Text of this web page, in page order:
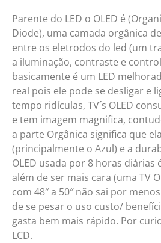
Parente do LED o OLED é
Diode), uma camada orgânica
entre os eletrodos do led (um
a iluminação, contraste e
basicamente é um LED
real pois ele pode se desligar e
tempo ridículas, TV´s OLED
e tem imagem magnifica,
a parte Orgânica significa que
(principalmente o Azul) e a
OLED usada por 8 horas diárias
além de ser mais cara (uma TV
com 48″ a 50″ não sai por
de se pesar o uso custo/
gasta bem mais rápido. Por
LCD.